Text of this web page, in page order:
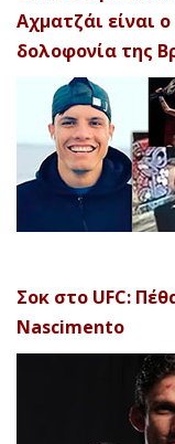
Αχματζάι είναι
δολοφονία της
Σοκ στο UFC:
Nascimento